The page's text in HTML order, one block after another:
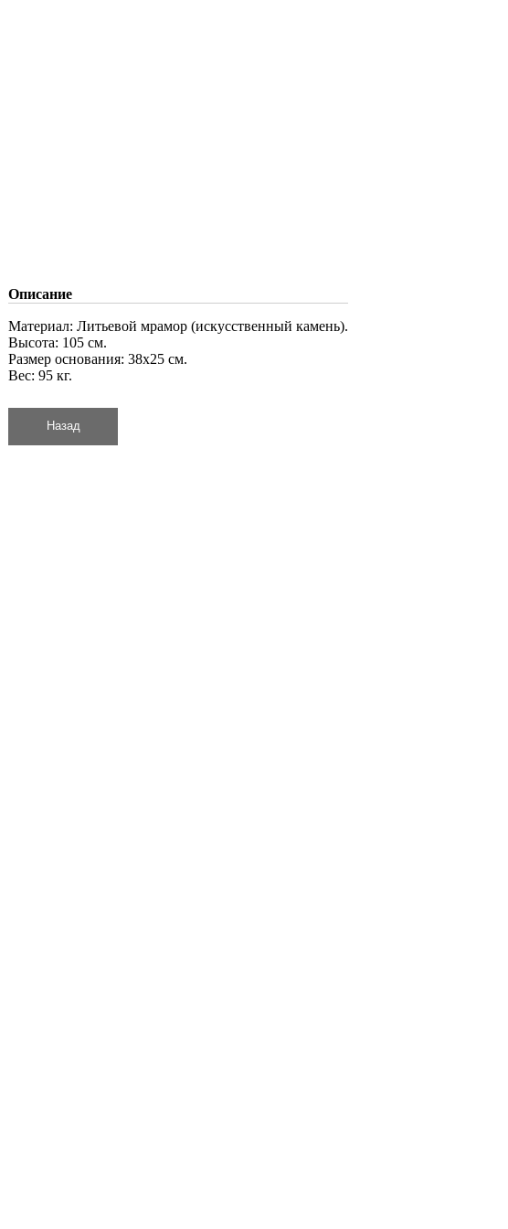
Описание
Материал: Литьевой мрамор (искусственный камень).
Высота: 105 см.
Размер основания: 38х25 см.
Вес: 95 кг.